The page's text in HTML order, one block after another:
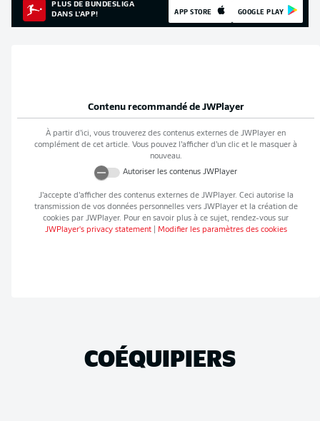
PLUS DE BUNDESLIGA
DANS L'APP!
APP STORE GOOGLE PLAY
Contenu recommandé de JWPlayer
À partir d’ici, vous trouverez des contenus externes de JWPlayer en
complément de cet article. Vous pouvez l’afficher d’un clic et le masquer à
nouveau.
Autoriser les contenus JWPlayer
J’accepte d’afficher des contenus externes de JWPlayer. Ceci autorise la
transmission de vos données personnelles vers JWPlayeret la création de
cookies par JWPlayer. Pour en savoir plus à ce sujet, rendez-vous sur
JWPlayer's privacy statement| Modifier les paramètres des cookies
COÉQUIPIERS